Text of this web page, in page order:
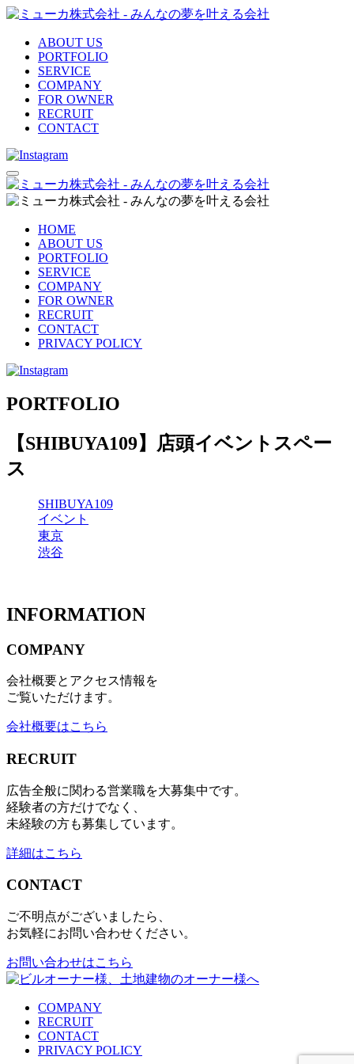
ABOUT US
PORTFOLIO
SERVICE
COMPANY
FOR OWNER
RECRUIT
CONTACT
HOME
ABOUT US
PORTFOLIO
SERVICE
COMPANY
FOR OWNER
RECRUIT
CONTACT
PRIVACY POLICY
PORTFOLIO
【SHIBUYA109】店頭イベントスペー
ス
SHIBUYA109
イベント
東京
渋谷
INFORMATION
COMPANY
会社概要とアクセス情報を
ご覧いただけます。
会社概要はこちら
RECRUIT
広告全般に関わる営業職を大募集中です。
経験者の方だけでなく、
未経験の方も募集しています。
詳細はこちら
CONTACT
ご不明点がございましたら、
お気軽にお問い合わせください。
お問い合わせはこちら
COMPANY
RECRUIT
CONTACT
PRIVACY POLICY